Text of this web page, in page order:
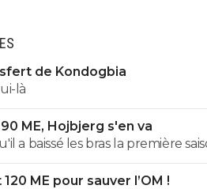
de Kondogbia
là
ME, Hojbjerg s'en va
a baissé les bras la première
match etait en dessus.
reste de sa carrière ...
ME pour sauver l’OM !